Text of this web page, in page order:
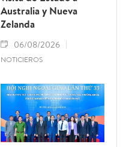
Australia y Nueva
Zelanda
06/08/2026
NOTICIEROS